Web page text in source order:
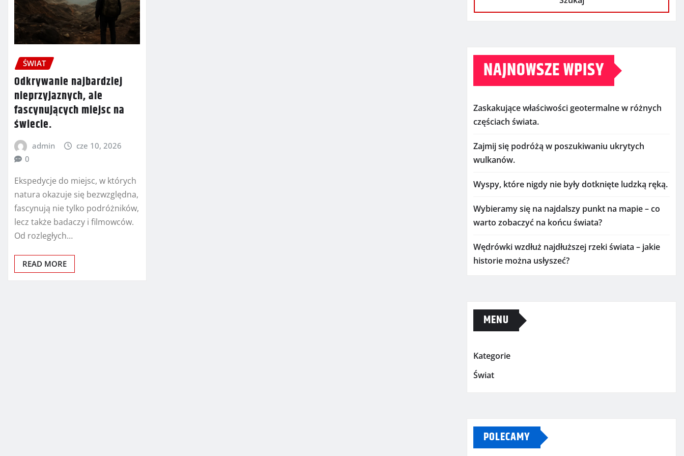
ŚWIAT
Odkrywanie najbardziej
nieprzyjaznych, ale
fascynujących miejsc na
świecie.
admin
cze 10, 2026
0
Ekspedycje do miejsc, w których
natura okazuje się bezwzględna,
fascynują nie tylko podróżników,
lecz także badaczy i filmowców.
Od rozległych…
READ MORE
NAJNOWSZE WPISY
Zaskakujące właściwości geotermalne w różnych
częściach świata.
Zajmij się podróżą w poszukiwaniu ukrytych
wulkanów.
Wyspy, które nigdy nie były dotknięte ludzką ręką.
Wybieramy się na najdalszy punkt na mapie – co
warto zobaczyć na końcu świata?
Wędrówki wzdłuż najdłuższej rzeki świata – jakie
historie można usłyszeć?
MENU
Kategorie
Świat
POLECAMY